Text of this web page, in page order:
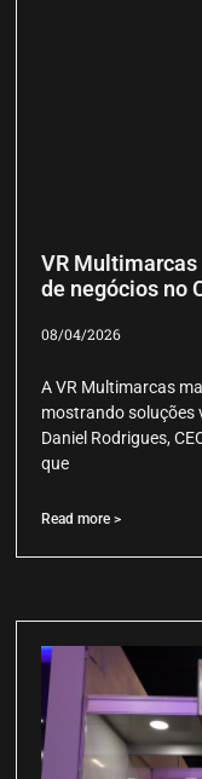
VR
de negócios no
08/04/2026
A VR Multimarcas
mostrando soluções
Daniel Rodrigues,
que
Read more >